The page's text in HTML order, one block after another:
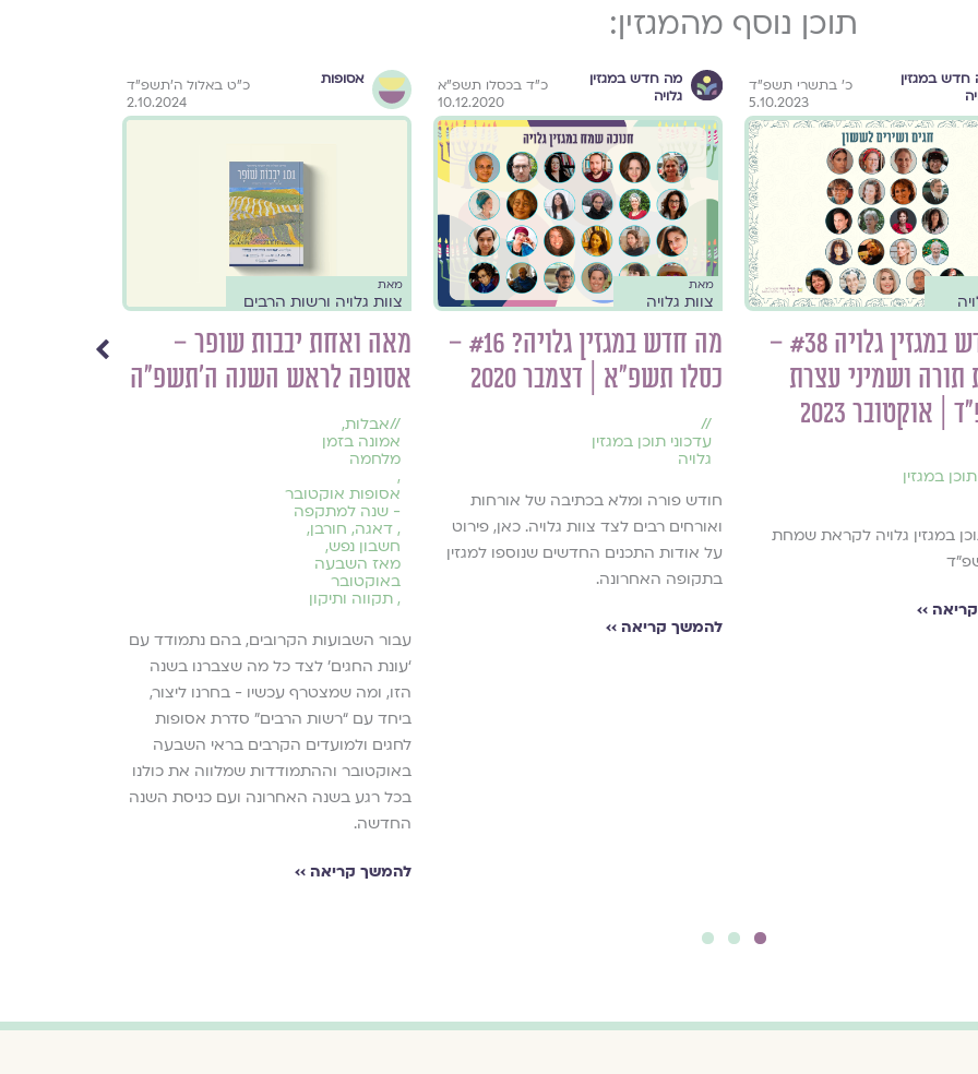
תוכן נוסף מהמגזין:
חדש במגזין
כ׳ בתשרי תשפ״ד
5.10.2023
מה חדש במגזין גלויה #38 –
ושמיני עצרת
| אוקטובר 2023
במגזין
במגזין גלויה לקראת שמחת
››
מה חדש במגזין
גלויה
כ״ד בכסלו תשפ״א
10.12.2020
מאת
צוות גלויה
מה חדש במגזין גלויה? #16 –
כסלו תשפ"א | דצמבר 2020
//
עדכוני תוכן במגזין
גלויה
חודש פורה ומלא בכתיבה של אורחות
ואורחים רבים לצד צוות גלויה. כאן, פירוט
על אודות התכנים החדשים שנוספו למגזין
בתקופה האחרונה.
להמשך קריאה ››
אסופות
כ״ט באלול ה׳תשפ״ד
2.10.2024
מאת
צוות גלויה ורשות הרבים
מאה ואחת יבבות שופר –
אסופה לראש השנה ה׳תשפ״ה
//אבלות,
אמונה בזמן
מלחמה
,
אסופות אוקטובר
- שנה למתקפה
, דאגה, חורבן,
חשבון נפש,
מאז השבעה
באוקטובר
, תקווה ותיקון
עבור השבועות הקרובים, בהם נתמודד עם
‘עונת החגים’ לצד כל מה שצברנו בשנה
הזו, ומה שמצטרף עכשיו - בחרנו ליצור,
ביחד עם “רשות הרבים” סדרת אסופות
לחגים ולמועדים הקרבים בראי השבעה
באוקטובר וההתמודדות שמלווה את כולנו
בכל רגע בשנה האחרונה ועם כניסת השנה
החדשה.
להמשך קריאה ››
"המתח
1